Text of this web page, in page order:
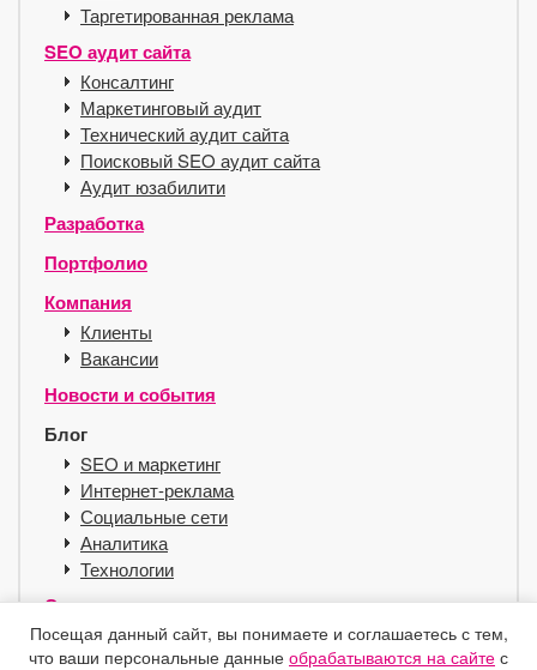
Таргетированная реклама
SEO аудит сайта
Консалтинг
Маркетинговый аудит
Технический аудит сайта
Поисковый SEO аудит сайта
Аудит юзабилити
Разработка
Портфолио
Компания
Клиенты
Вакансии
Новости и события
Блог
SEO и маркетинг
Интернет-реклама
Социальные сети
Аналитика
Технологии
Сервисы
Хостинг для SEO
Справочник
Посещая данный сайт, вы понимаете и соглашаетесь с тем,
что ваши персональные данные обрабатываются на сайте с